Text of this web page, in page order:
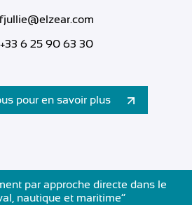
fjullie@elzear.com
+33 6 25 90 63 30
pour en savoir plus
par approche directe dans le
nautique et maritime”